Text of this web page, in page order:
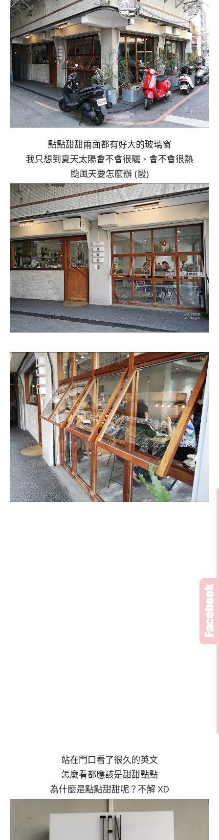
點點甜甜兩面都有好大的玻璃窗
我只想到夏天太陽會不會很曬、會不會很熱
颱風天要怎麼辦 (毆)
站在門口看了很久的英文
怎麼看都應該是甜甜點點
為什麼是點點甜甜呢？不解 XD